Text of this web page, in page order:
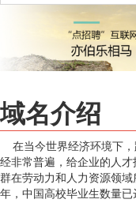
域名介绍
在当今世界经济环境下，
经非常普遍，给企业的人
群在劳动力和人力资源领
年，中国高校毕业生数量